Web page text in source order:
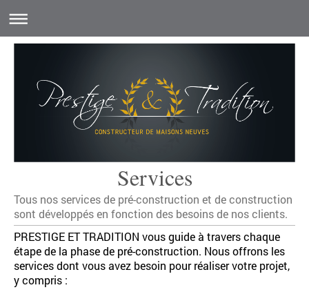
Services
Tous nos services de pré-construction et de construction
sont développés en fonction des besoins de nos clients.
PRESTIGE ET TRADITION vous guide à travers chaque
étape de la phase de pré-construction. Nous offrons les
services dont vous avez besoin pour réaliser votre projet,
y compris :